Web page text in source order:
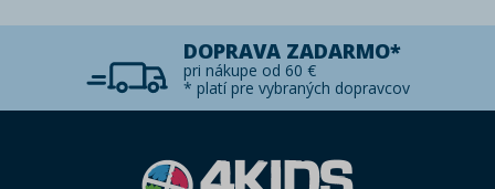
DOPRAVA ZADARMO*
pri nákupe od 60 €
* platí pre vybraných dopravcov